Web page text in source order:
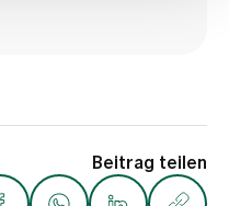
Beitrag teilen